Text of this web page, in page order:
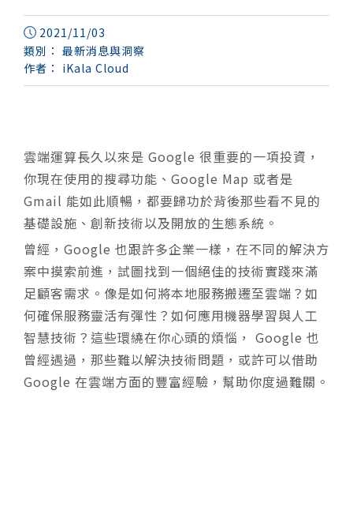
2021/11/03
類別： 最新消息與洞察
作者： iKala Cloud
雲端運算長久以來是 Google 很重要的一項投資，
你現在使用的搜尋功能、Google Map 或者是
Gmail 能如此順暢，都要歸功於背後那些看不見的
基礎設施、創新技術以及開放的生態系統。
曾經，Google 也跟許多企業一樣，在不同的解決方
案中摸索前進，試圖找到一個絕佳的技術實踐來滿
足顧客需求。像是如何將本地服務搬遷至雲端？如
何確保服務靈活有彈性？如何應用機器學習與人工
智慧技術？這些環繞在你心頭的煩惱， Google 也
曾經遇過，那些難以解決技術問題，或許可以借助
Google 在雲端方面的豐富經驗，幫助你度過難關。